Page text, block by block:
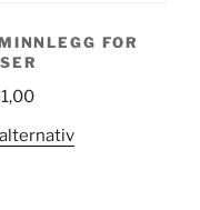
FOR
Dette